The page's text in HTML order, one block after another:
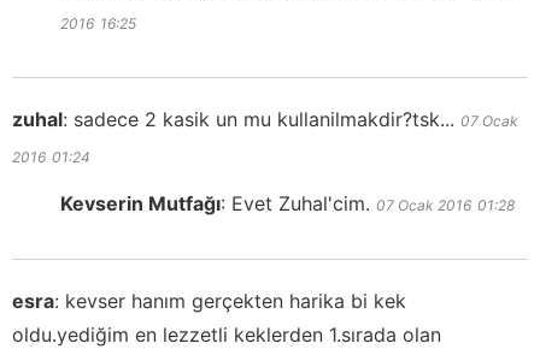
2016 16:25
zuhal: sadece 2 kasik un mu kullanilmakdir?tsk... 07 Ocak
2016 01:24
Kevserin Mutfağı: Evet Zuhal'cim. 07 Ocak 2016 01:28
esra: kevser hanım gerçekten harika bi kek
oldu.yediğim en lezzetli keklerden 1.sırada olan